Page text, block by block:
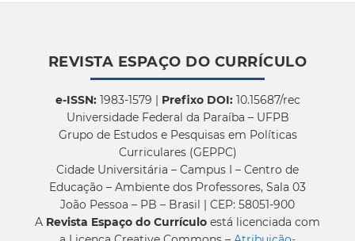
REVISTA ESPAÇO DO CURRÍCULO
e-ISSN:1983-1579 | Prefixo DOI:10.15687/rec
Universidade Federal da Paraíba – UFPB
Grupo de Estudos e Pesquisas em Políticas
Curriculares (GEPPC)
Cidade Universitária – Campus I – Centro de
Educação – Ambiente dos Professores, Sala 03
João Pessoa – PB – Brasil | CEP: 58051-900
A Revista Espaço do Currículo está licenciada com